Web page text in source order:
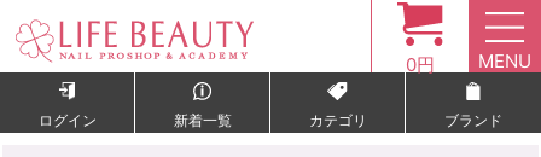
0円 MENU
ログイン 新着一覧 カテゴリ ブランド